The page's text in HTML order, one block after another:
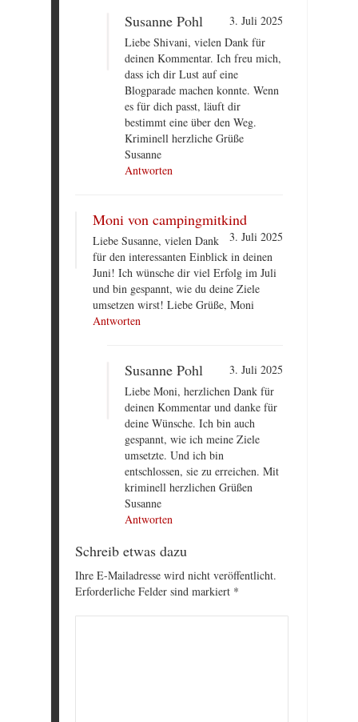
Susanne Pohl
3. Juli 2025
Liebe Shivani, vielen Dank für
deinen Kommentar. Ich freu mich,
dass ich dir Lust auf eine
Blogparade machen konnte. Wenn
es für dich passt, läuft dir
bestimmt eine über den Weg.
Kriminell herzliche Grüße
Susanne
Antworten
Moni von campingmitkind
3. Juli 2025
Liebe Susanne, vielen Dank
für den interessanten Einblick in deinen
Juni! Ich wünsche dir viel Erfolg im Juli
und bin gespannt, wie du deine Ziele
umsetzen wirst! Liebe Grüße, Moni
Antworten
Susanne Pohl
3. Juli 2025
Liebe Moni, herzlichen Dank für
deinen Kommentar und danke für
deine Wünsche. Ich bin auch
gespannt, wie ich meine Ziele
umsetzte. Und ich bin
entschlossen, sie zu erreichen. Mit
kriminell herzlichen Grüßen
Susanne
Antworten
Schreib etwas dazu
Ihre E-Mailadresse wird nicht veröffentlicht.
Erforderliche Felder sind markiert *